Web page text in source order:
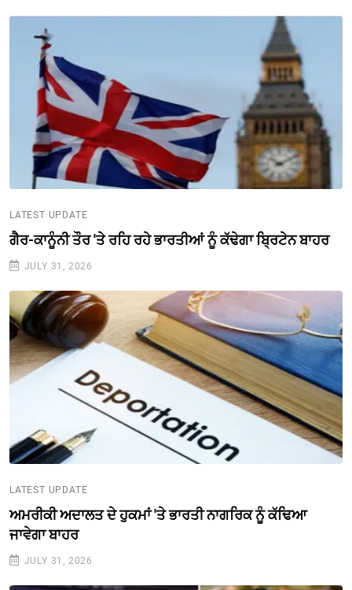
LATEST UPDATE
ਗੈਰ-ਕਾਨੂੰਨੀ ਤੌਰ 'ਤੇ ਰਹਿ ਰਹੇ ਭਾਰਤੀਆਂ ਨੂੰ ਕੱਢੇਗਾ ਬ੍ਰਿਟੇਨ ਬਾਹਰ
JULY 31, 2026
LATEST UPDATE
ਅਮਰੀਕੀ ਅਦਾਲਤ ਦੇ ਹੁਕਮਾਂ 'ਤੇ ਭਾਰਤੀ ਨਾਗਰਿਕ ਨੂੰ ਕੱਢਿਆ
ਜਾਵੇਗਾ ਬਾਹਰ
JULY 31, 2026